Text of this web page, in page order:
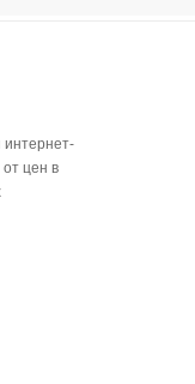
интернет-
цен в